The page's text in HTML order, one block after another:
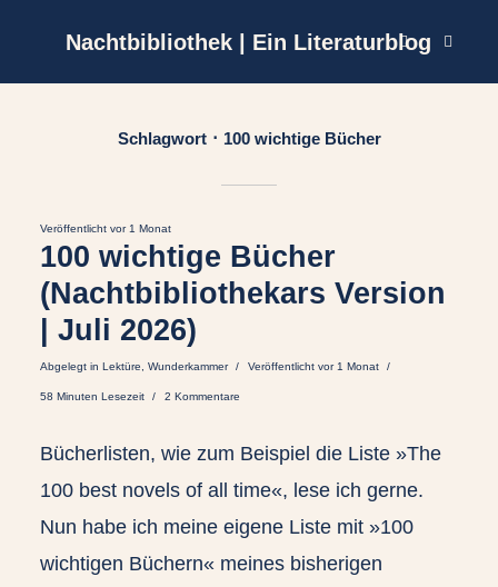
Nachtbibliothek | Ein Literaturblog
Schlagwort 100 wichtige Bücher
Veröffentlicht vor 1 Monat
100 wichtige Bücher
(Nachtbibliothekars Version
| Juli 2026)
Abgelegt in Lektüre Wunderkammer Veröffentlicht vor 1 Monat
58 Minuten Lesezeit 2 Kommentare
Bücherlisten, wie zum Beispiel die Liste »The
100 best novels of all time«, lese ich gerne.
Nun habe ich meine eigene Liste mit »100
wichtigen Büchern« meines bisherigen